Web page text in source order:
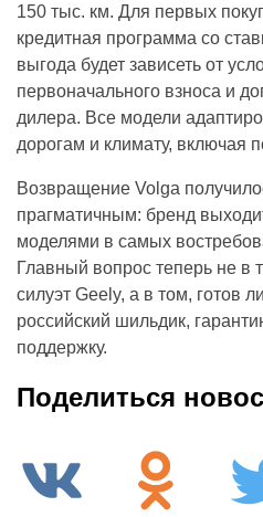
150 тыс. км. Для первых
кредитная программа со
выгода будет зависеть от
первоначального взноса и
дилера. Все модели
дорогам и климату, включая
Возвращение Volga
прагматичным: бренд
моделями в самых
Главный вопрос теперь не в
силуэт Geely, а в том, готов
российский шильдик,
поддержку.
Поделиться